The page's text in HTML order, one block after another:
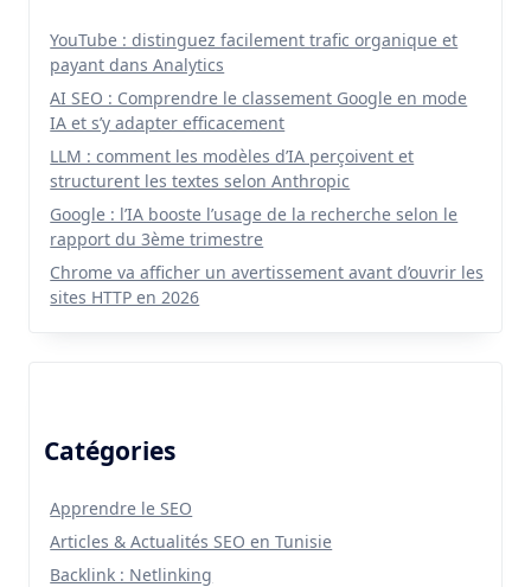
YouTube : distinguez facilement trafic organique et
payant dans Analytics
AI SEO : Comprendre le classement Google en mode
IA et s’y adapter efficacement
LLM : comment les modèles d’IA perçoivent et
structurent les textes selon Anthropic
Google : l’IA booste l’usage de la recherche selon le
rapport du 3ème trimestre
Chrome va afficher un avertissement avant d’ouvrir les
sites HTTP en 2026
Catégories
Apprendre le SEO
Articles & Actualités SEO en Tunisie
Backlink : Netlinking